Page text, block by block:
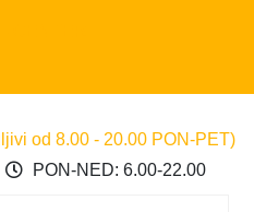
od 8.00 - 20.00 PON-PET)
PON-NED: 6.00-22.00